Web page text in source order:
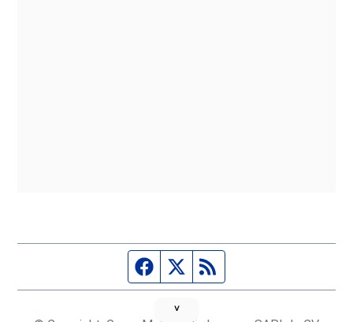
Página de Facebook
Fuente Twitter
˅